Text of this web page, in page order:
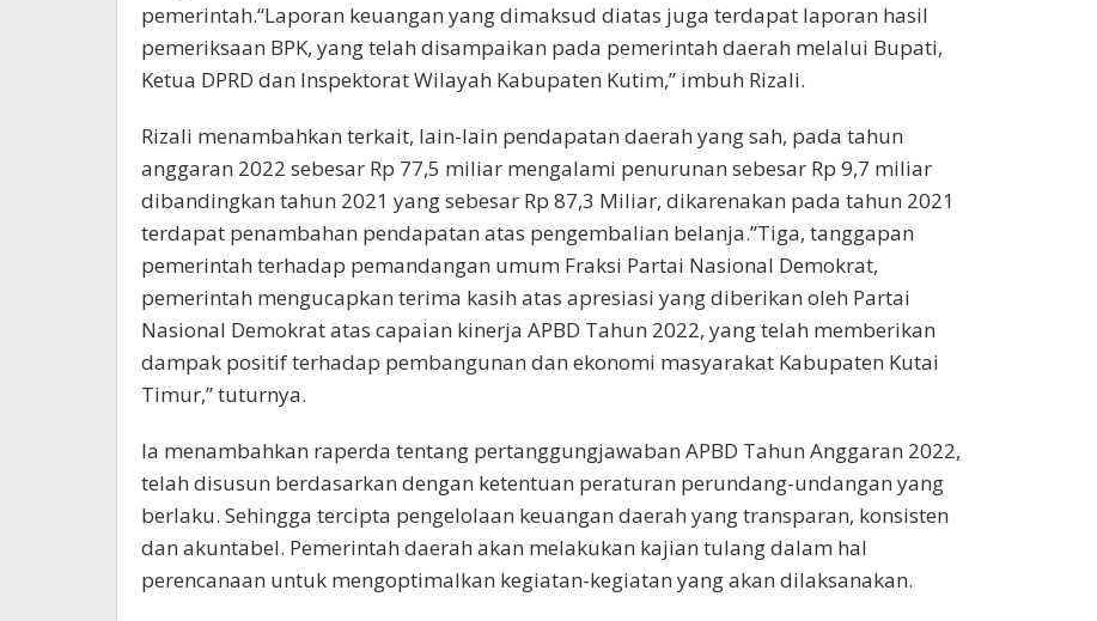
pemerintah.“Laporan keuangan yang dimaksud diatas juga terdapat laporan hasil
pemeriksaan BPK, yang telah disampaikan pada pemerintah daerah melalui Bupati,
Ketua DPRD dan Inspektorat Wilayah Kabupaten Kutim,” imbuh Rizali.
Rizali menambahkan terkait, lain-lain pendapatan daerah yang sah, pada tahun
anggaran 2022 sebesar Rp 77,5 miliar mengalami penurunan sebesar Rp 9,7 miliar
dibandingkan tahun 2021 yang sebesar Rp 87,3 Miliar, dikarenakan pada tahun 2021
terdapat penambahan pendapatan atas pengembalian belanja.”Tiga, tanggapan
pemerintah terhadap pemandangan umum Fraksi Partai Nasional Demokrat,
pemerintah mengucapkan terima kasih atas apresiasi yang diberikan oleh Partai
Nasional Demokrat atas capaian kinerja APBD Tahun 2022, yang telah memberikan
dampak positif terhadap pembangunan dan ekonomi masyarakat Kabupaten Kutai
Timur,” tuturnya.
Ia menambahkan raperda tentang pertanggungjawaban APBD Tahun Anggaran 2022,
telah disusun berdasarkan dengan ketentuan peraturan perundang-undangan yang
berlaku. Sehingga tercipta pengelolaan keuangan daerah yang transparan, konsisten
dan akuntabel. Pemerintah daerah akan melakukan kajian tulang dalam hal
perencanaan untuk mengoptimalkan kegiatan-kegiatan yang akan dilaksanakan.